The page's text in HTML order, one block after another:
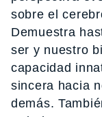
sobre el
Demuestra
ser y nuestro
capacidad
sincera hacia
demás.